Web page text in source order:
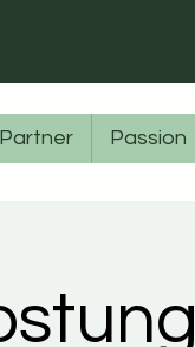
Partner Passion